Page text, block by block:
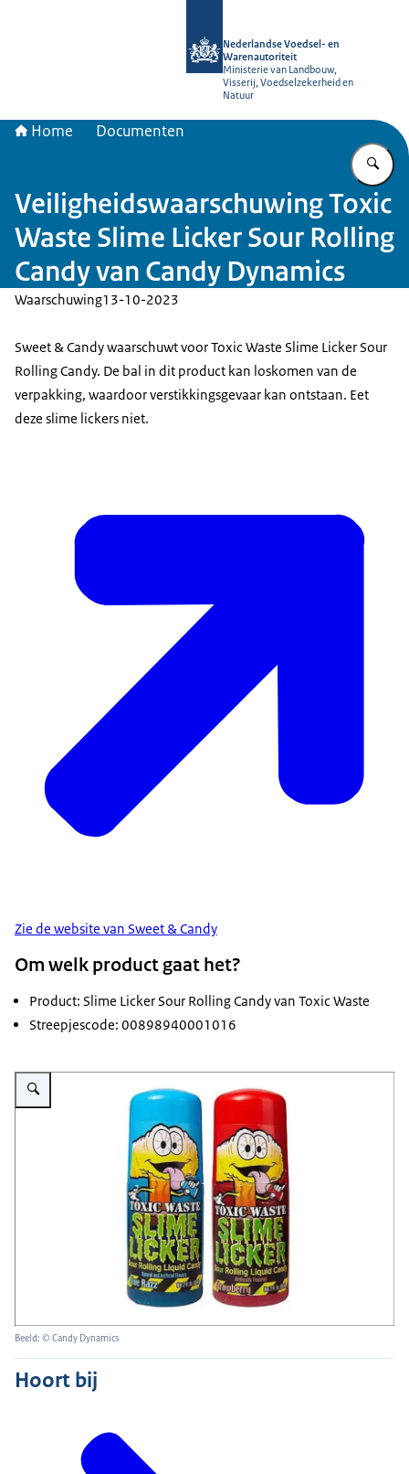
Nederlandse Voedsel- en
Warenautoriteit
Ministerie van Landbouw,
Visserij, Voedselzekerheid en
Natuur
Home Documenten
Veiligheidswaarschuwing Toxic
Waste Slime Licker Sour Rolling
Candy van Candy Dynamics
Waarschuwing13-10-2023
Sweet & Candy waarschuwt voor Toxic Waste Slime Licker Sour
Rolling Candy. De bal in dit product kan loskomen van de
verpakking, waardoor verstikkingsgevaar kan ontstaan. Eet
deze slime lickers niet.
Zie de website van Sweet & Candy
Om welk product gaat het?
Product: Slime Licker Sour Rolling Candy van Toxic Waste
Streepjescode: 00898940001016
Vergroot afbeelding Veiligheidswaarschuwing Slime Licker Sour Rolling
Beeld: © Candy Dynamics
Hoort bij